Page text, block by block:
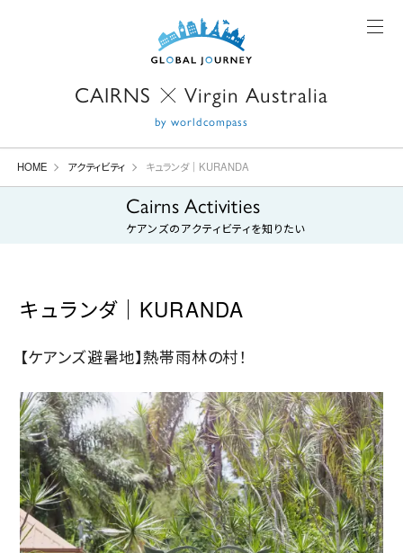
CAIRNS X Virgin Australia
by worldcompass
HOME アクティビティ キュランダ｜KURANDA
Cairns Activities
ケアンズのアクティビティを知りたい
キュランダ｜KURANDA
【ケアンズ避暑地】熱帯雨林の村！